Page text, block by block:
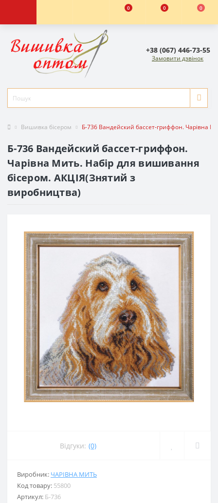
0 0 0
+38 (067) 446-73-55
Замовити дзвінок
Вишивка бісером Б-736 Вандейский бассет-гриффон. Чарівна
Б-736 Вандейский бассет-гриффон.
Чарівна Мить. Набір для вишивання
бісером. АКЦІЯ(Знятий з
виробництва)
Відгуки: (0)
Виробник: ЧАРІВНА МИТЬ
Код товару: 55800
Артикул: Б-736